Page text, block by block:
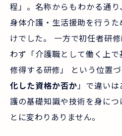
程」。名称からもわかる通
身体介護・生活援助を行う
けでした。 一方で初任者研
わず「介護職として働く上
修得する研修」 という位置
化した資格か否か」で違い
護の基礎知識や技術を身に
とに変わりありません。